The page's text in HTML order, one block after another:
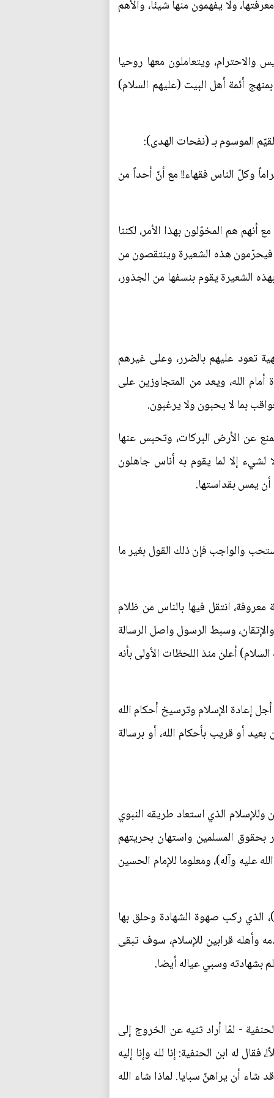
ولا يفهمون منها شيئا، والأهم
والاحترام، ويتعاملون معها روحيا
أئمة أهل البيت (عليهم السلام)
الموسوم بـ (نفحات الهدى):
وكلّ الناس فقهاء!! مع أنّ أحداً من
أنهم هم المخوّلون بهذا الأمر، لكننا
فيحرّمون هذه الشعيرة وينتقصون من
الشعيرة يقوم بنسفها من الجذور،
تعود عليهم بالضرر، وعلى غيرهم
الله، ويعد من المتجاوزين على
بما لا يحبون ولا يرغبون.
عن الأرض البركات، وتحبس عنها
إلا لما يقوم به أناس جاهلون
أن يمس بقداستها.
والواجب فإن ذلك القول بغير ما
انتقل فيها بالناس من ظلام
وسبط الرسول واصل الرسالة
أعلن منذ اللحظات الأولى بأنه
إعادة الإسلام وترسيخ أحكام الله
أو قريب بأحكام الله، أو برسالة
الذي استعاد طريقه النبوي
بحقوق المسلمين واستهان بحريتهم
عليه وآله)، ومعلوما للإمام الحسين
الذي ركب صهوة الشهادة وحلق بها
وأهله قرابين للإسلام، سوف تبقى
بشهادته وسبي عياله أيضا.
- لمّا أراد ثنيه عن الخروج إلى
له ابن الحنفية: إنا لله وإنا إليه
أن يراهنّ سبايا. لماذا شاء الله